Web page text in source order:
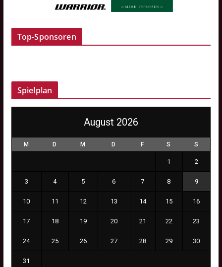
Top-Sponsoren
Spielplan
August 2026
M D M D F S S
1 2
3 4 5 6 7 8 9
10 11 12 13 14 15 16
17 18 19 20 21 22 23
24 25 26 27 28 29 30
31